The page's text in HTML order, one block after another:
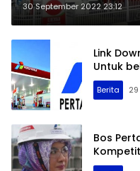
30 September 2022 23:12
Link
Untuk
Berita
Bos